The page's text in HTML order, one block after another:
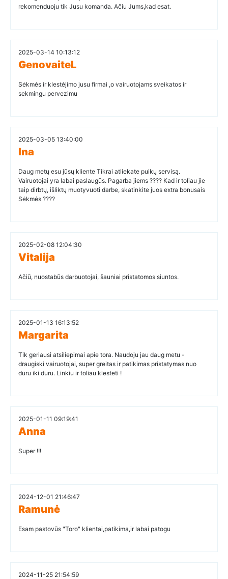
rekomenduoju tik Jusu komanda. Ačiu Jums,kad esat.
2025-03-14 10:13:12
GenovaiteL
Sėkmės ir klestėjimo jusu firmai ,o vairuotojams sveikatos ir
sekmingu pervezimu
2025-03-05 13:40:00
Ina
Daug metų esu jūsų kliente Tikrai atliekate puikų servisą.
Vairuotojai yra labai paslaugūs. Pagarba jiems ???? Kad ir toliau jie
taip dirbtų, išliktų muotyvuoti darbe, skatinkite juos extra bonusais
Sėkmės ????
2025-02-08 12:04:30
Vitalija
Ačiū, nuostabūs darbuotojai, šauniai pristatomos siuntos.
2025-01-13 16:13:52
Margarita
Tik geriausi atsiliepimai apie tora. Naudoju jau daug metu -
draugiski vairuotojai, super greitas ir patikimas pristatymas nuo
duru iki duru. Linkiu ir toliau klesteti !
2025-01-11 09:19:41
Anna
Super !!!
2024-12-01 21:46:47
Ramunė
Esam pastovūs "Toro" klientai,patikima,ir labai patogu
2024-11-25 21:54:59